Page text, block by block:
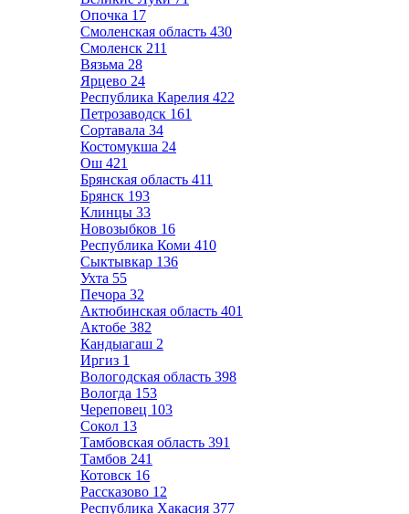
Опочка 17
Смоленская область 430
Смоленск 211
Вязьма 28
Ярцево 24
Республика Карелия 422
Петрозаводск 161
Сортавала 34
Костомукша 24
Ош 421
Брянская область 411
Брянск 193
Клинцы 33
Новозыбков 16
Республика Коми 410
Сыктывкар 136
Ухта 55
Печора 32
Актюбинская область 401
Актобе 382
Кандыагаш 2
Иргиз 1
Вологодская область 398
Вологда 153
Череповец 103
Сокол 13
Тамбовская область 391
Тамбов 241
Котовск 16
Рассказово 12
Республика Хакасия 377